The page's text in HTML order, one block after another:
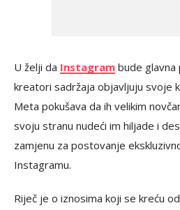
U želji da Instagram bude
kreatori sadržaja objavljuju svoje
Meta pokušava da ih velikim
svoju stranu nudeći im hiljade i
zamjenu za postovanje
Instagramu.
Riječ je o iznosima koji se kreću